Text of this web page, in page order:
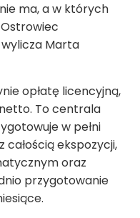
ma, a w których
Ostrowiec
Marta
opłatę licencyjną,
To centrala
w pełni
całością ekspozycji,
oraz
przygotowanie